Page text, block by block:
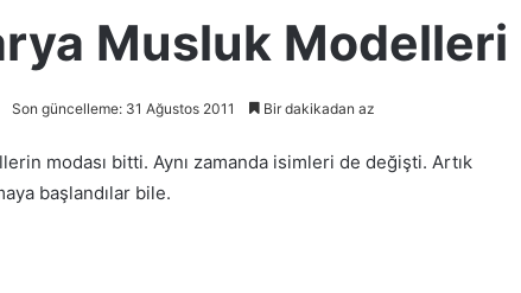
Musluk Modelleri
Son güncelleme: 31 Ağustos 2011 Bir dakikadan az
modası bitti. Aynı zamanda isimleri de değişti. Artık
başlandılar bile.